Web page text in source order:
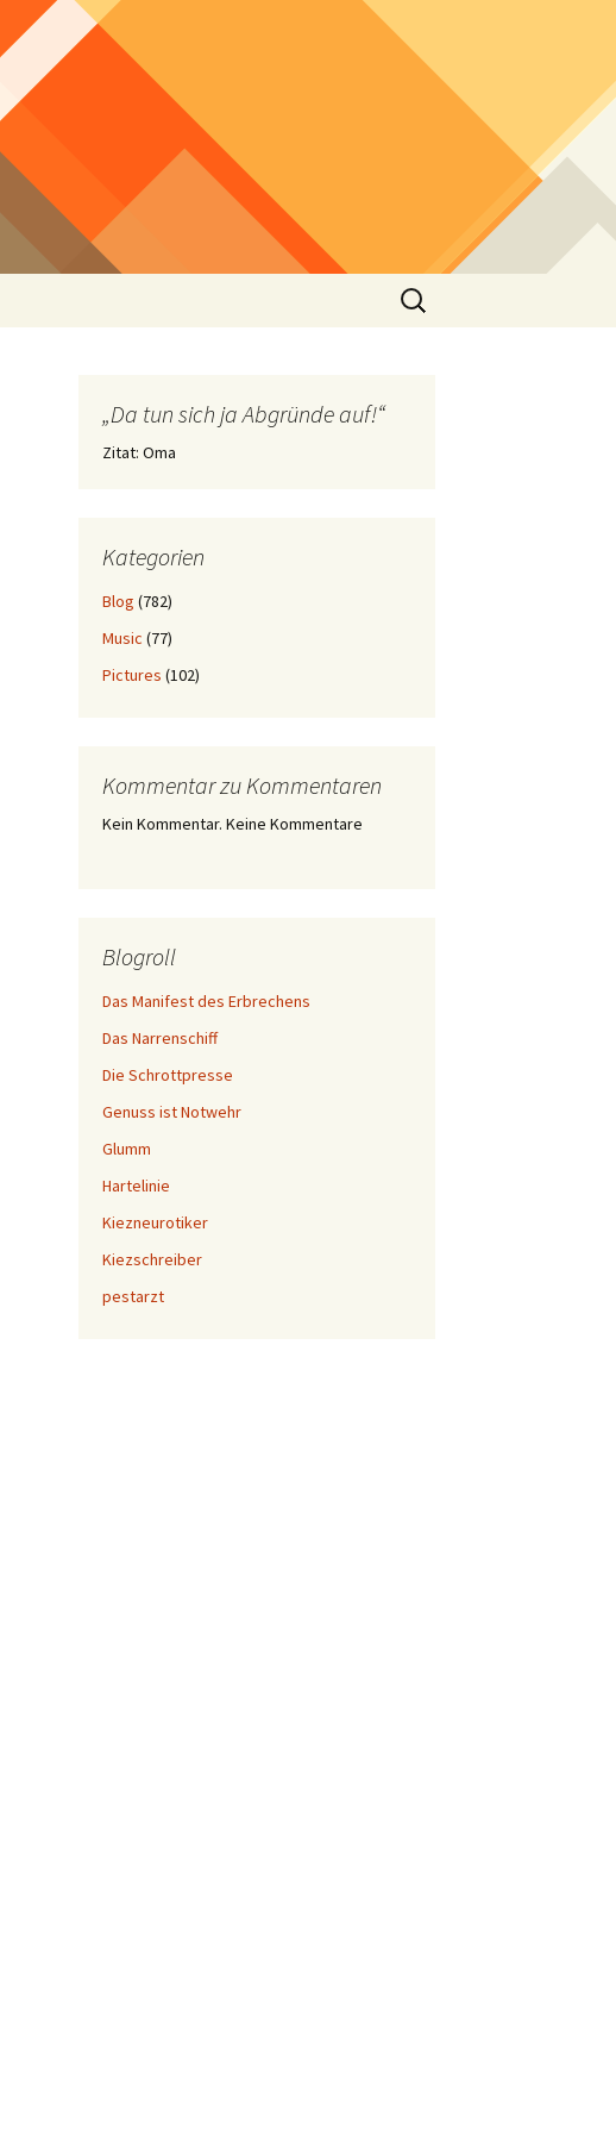
Suchen
nach:
„Da tun sich ja Abgründe auf!“
Zitat: Oma
Kategorien
Blog (782)
Music (77)
Pictures (102)
Kommentar zu Kommentaren
Kein Kommentar. Keine Kommentare
Blogroll
Das Manifest des Erbrechens
Das Narrenschiff
Die Schrottpresse
Genuss ist Notwehr
Glumm
Hartelinie
Kiezneurotiker
Kiezschreiber
pestarzt